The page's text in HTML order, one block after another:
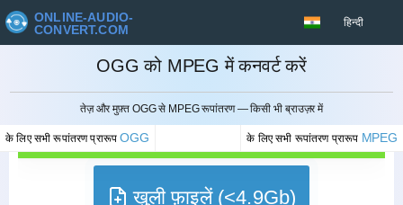
ONLINE-AUDIO-
CONVERT.COM
हिन्दी
OGG को MPEG में कनवर्ट करें
तेज़ और मुफ़्त OGG से MPEG रूपांतरण — किसी भी ब्राउज़र में
के लिए सभी रूपांतरण प्रारूपOGG के लिए सभी रूपांतरण प्रारूप MPEG
रद्द करना
खुली फ़ाइलें (<4.9Gb)